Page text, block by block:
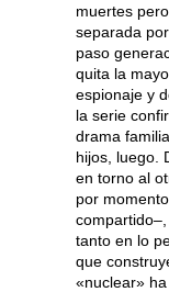
muertes
separada
paso
quita la
espionaje y
la serie
drama
hijos, luego.
en torno al
por
tanto en lo
que
«nuclear»